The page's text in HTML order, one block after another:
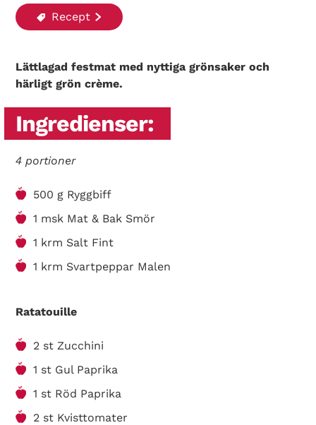
Recept
Lättlagad festmat med nyttiga grönsaker och
härligt grön crème.
Ingredienser:
4 portioner
500 g Ryggbiff
1 msk Mat & Bak Smör
1 krm Salt Fint
1 krm Svartpeppar Malen
Ratatouille
2 st Zucchini
1 st Gul Paprika
1 st Röd Paprika
2 st Kvisttomater